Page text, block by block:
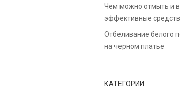
Чем можно отмыть и
эффективные
Отбеливание белого
на черном платье
КАТЕГОРИИ